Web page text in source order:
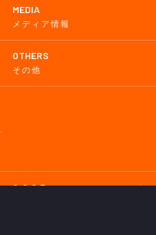
MEDIA
メディア情報
OTHERS
その他
2025